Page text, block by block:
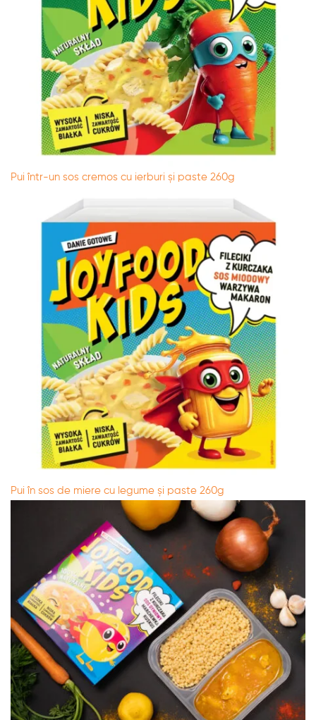
Pui într-un sos cremos cu ierburi și paste 260g
Pui în sos de miere cu legume și paste 260g